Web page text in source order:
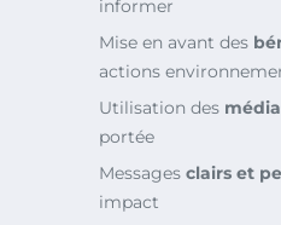
informer
Mise en avant des
actions
Utilisation des
portée
Messages clairs et
impact